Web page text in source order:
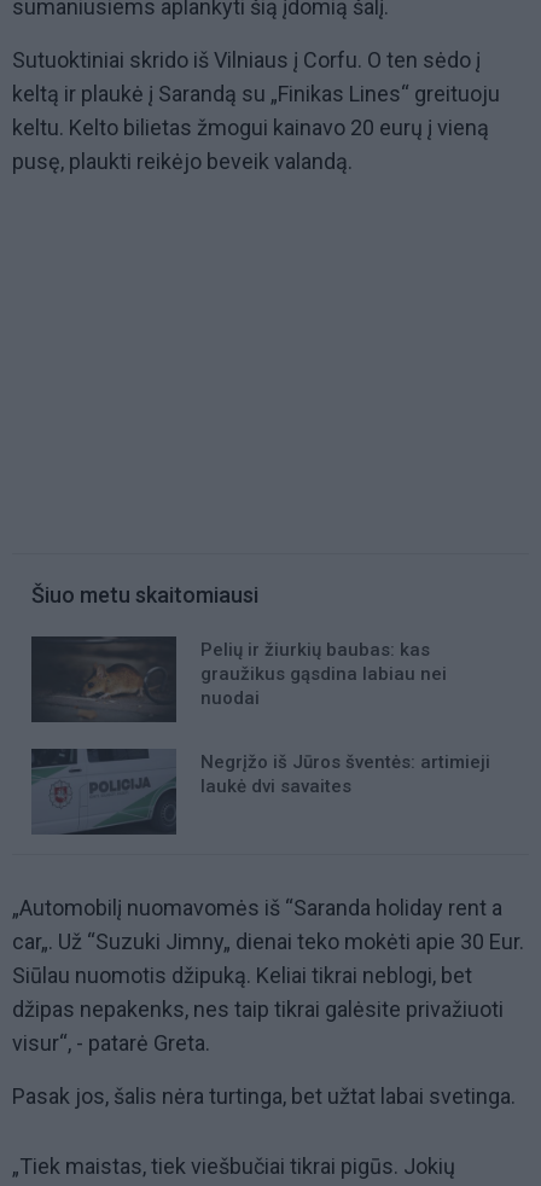
sumaniusiems aplankyti šią įdomią šalį.
Sutuoktiniai skrido iš Vilniaus į Corfu. O ten sėdo į
keltą ir plaukė į Sarandą su „Finikas Lines“ greituoju
keltu. Kelto bilietas žmogui kainavo 20 eurų į vieną
pusę, plaukti reikėjo beveik valandą.
Šiuo metu skaitomiausi
Pelių ir žiurkių baubas: kas
graužikus gąsdina labiau nei
nuodai
Negrįžo iš Jūros šventės: artimieji
laukė dvi savaites
„Automobilį nuomavomės iš “Saranda holiday rent a
car„. Už “Suzuki Jimny„ dienai teko mokėti apie 30 Eur.
Siūlau nuomotis džipuką. Keliai tikrai neblogi, bet
džipas nepakenks, nes taip tikrai galėsite privažiuoti
visur“, - patarė Greta.
Pasak jos, šalis nėra turtinga, bet užtat labai svetinga.
„Tiek maistas, tiek viešbučiai tikrai pigūs. Jokių